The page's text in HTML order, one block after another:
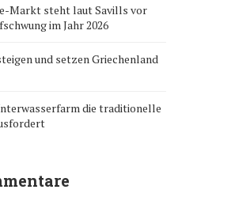
Markt steht laut Savills vor
im Jahr 2026
und setzen Griechenland
die traditionelle